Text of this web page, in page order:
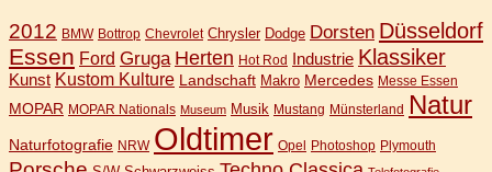
2012 BMW Bottrop Chevrolet Chrysler Dodge Dorsten Düsseldorf
Essen Ford Gruga Herten Hot Rod Industrie Klassiker
Kunst Kustom Kulture Landschaft Makro Mercedes Messe Essen
MOPAR MOPAR Nationals Museum Musik Mustang Münsterland Natur
Naturfotografie NRW Oldtimer Opel Photoshop Plymouth